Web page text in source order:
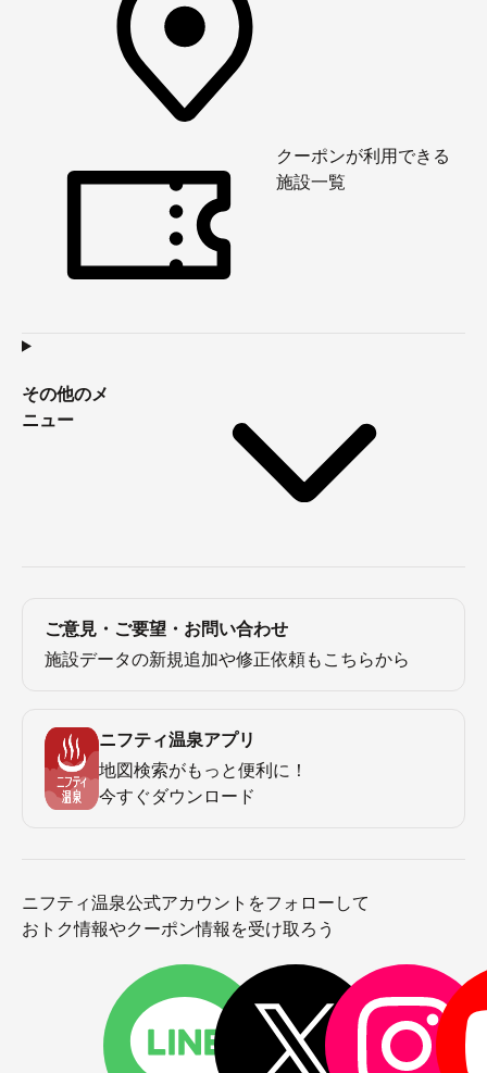
クーポンが利用できる
施設一覧
その他のメ
ニュー
ご意見・ご要望・お問い合わせ
施設データの新規追加や修正依頼もこちらから
ニフティ温泉アプリ
地図検索がもっと便利に！
今すぐダウンロード
ニフティ温泉公式アカウントをフォローして
おトク情報やクーポン情報を受け取ろう